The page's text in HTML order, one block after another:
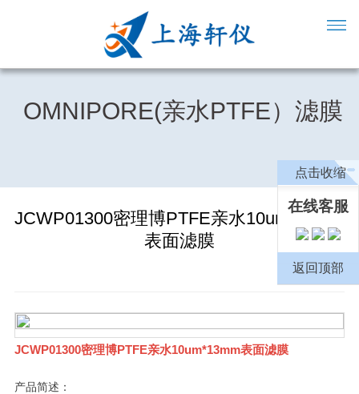
OMNIPORE(亲水PTFE）滤膜
JCWP01300密理博PTFE亲水10um*13mm
表面滤膜
JCWP01300密理博PTFE亲水10um*13mm表面滤膜
产品简述：
点击收缩
在线客服
返回顶部